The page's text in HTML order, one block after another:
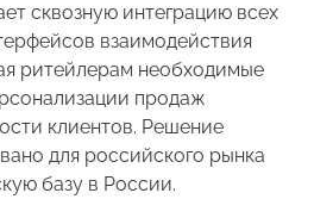
сквозную интеграцию всех
взаимодействия
ритейлерам необходимые
продаж
клиентов. Решение
для российского рынка
базу в России.